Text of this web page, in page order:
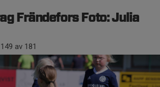
Frändefors Foto: Julia
149 av 181